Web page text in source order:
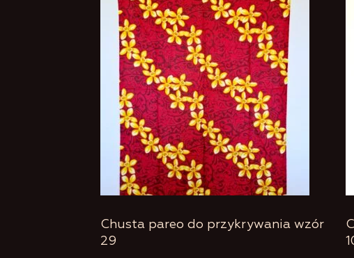
Chusta pareo do przykrywania wzór
29